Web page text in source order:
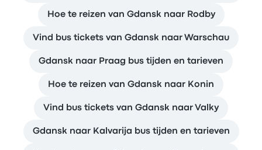
Hoe te reizen van Gdansk naar Rodby
Vind bus tickets van Gdansk naar Warschau
Gdansk naar Praag bus tijden en tarieven
Hoe te reizen van Gdansk naar Konin
Vind bus tickets van Gdansk naar Valky
Gdansk naar Kalvarija bus tijden en tarieven